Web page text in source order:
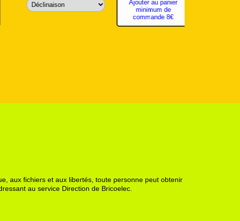
Ajouter au panier
minimum de
commande 8€
aux fichiers et aux libertés, toute personne peut obtenir
au service Direction de Bricoelec.